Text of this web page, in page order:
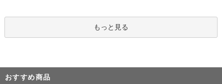
もっと見る
おすすめ商品